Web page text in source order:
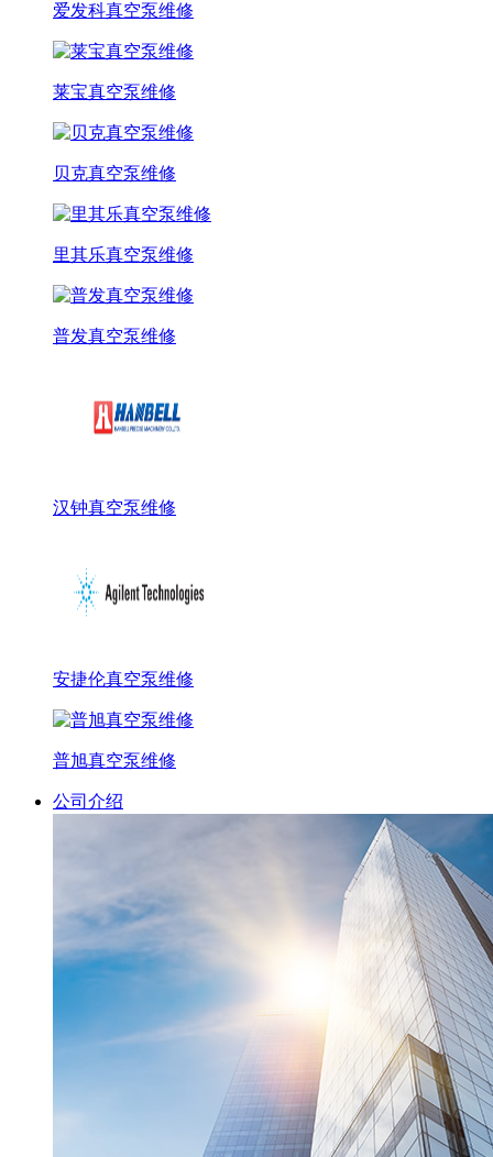
爱发科真空泵维修
莱宝真空泵维修
贝克真空泵维修
里其乐真空泵维修
普发真空泵维修
汉钟真空泵维修
安捷伦真空泵维修
普旭真空泵维修
公司介绍